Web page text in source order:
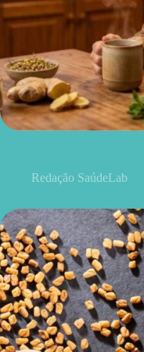
Redação SaúdeLab